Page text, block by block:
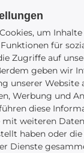
um
für
Zugriffe auf
geben wir
unserer Website
Werbung und
diese
weiteren
haben oder
Dienste